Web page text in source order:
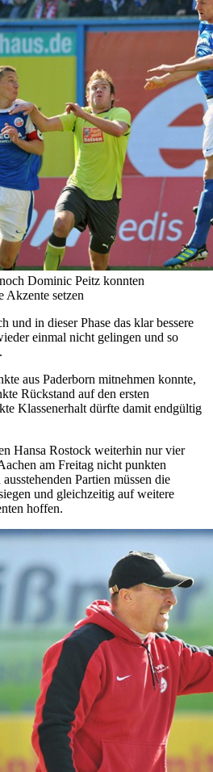
Dominic Peitz konnten
Akzente setzen
und in dieser Phase das klar bessere
einmal nicht gelingen und so
aus Paderborn mitnehmen konnte,
Rückstand auf den ersten
Klassenerhalt dürfte damit endgültig
Hansa Rostock weiterhin nur vier
am Freitag nicht punkten
Partien müssen die
und gleichzeitig auf weitere
hoffen.